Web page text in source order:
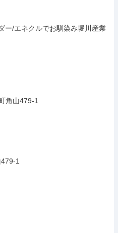
ー/エネクルでお馴染み堀川産業
角山479-1
1